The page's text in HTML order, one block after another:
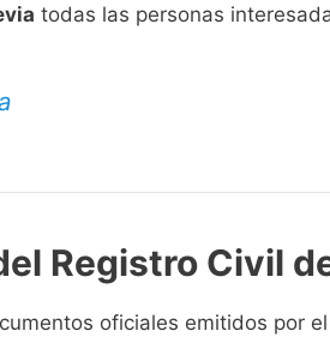
todas las personas
Registro Civil
oficiales emitidos por el